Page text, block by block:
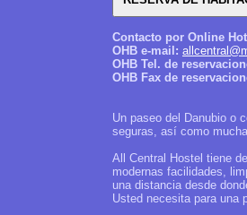
Contacto por Online
OHB e-mail:
OHB Tel. de
OHB Fax de
Un paseo del Danubio o
seguras, así como
All Central Hostel tiene
modernas facilidades,
una distancia desde
Usted necesita para una